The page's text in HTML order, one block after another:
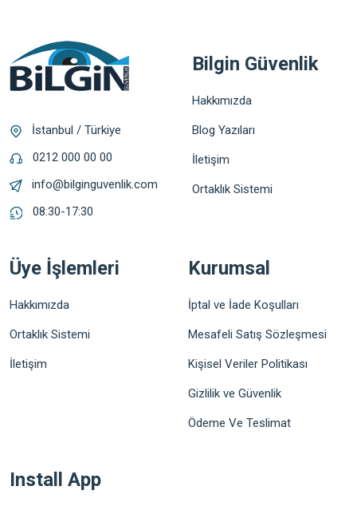
İstanbul / Türkiye
0212 000 00 00
info@bilginguvenlik.com
08:30-17:30
Bilgin Güvenlik
Hakkımızda
Blog Yazıları
İletişim
Ortaklık Sistemi
Üye İşlemleri
Hakkımızda
Ortaklık Sistemi
İletişim
Kurumsal
İptal ve İade Koşulları
Mesafeli Satış Sözleşmesi
Kişisel Veriler Politikası
Gizlilik ve Güvenlik
Ödeme Ve Teslimat
Install App